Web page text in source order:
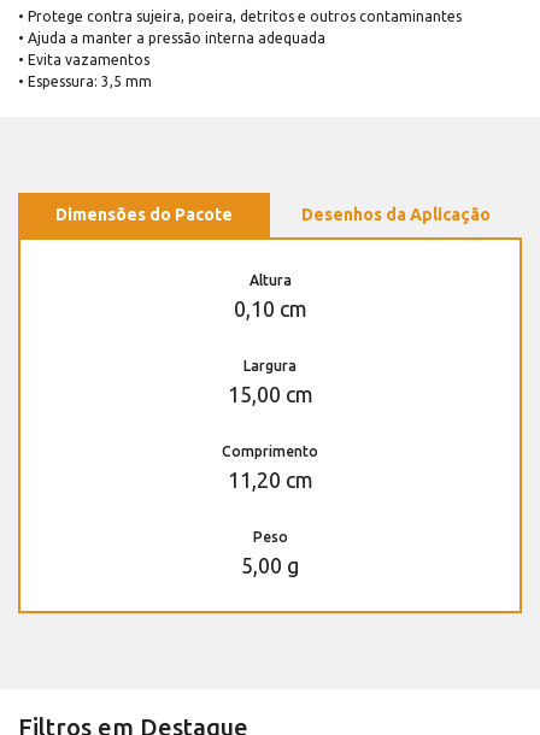
• Protege contra sujeira, poeira, detritos e outros contaminantes
• Ajuda a manter a pressão interna adequada
• Evita vazamentos
• Espessura: 3,5 mm
Dimensões do Pacote Desenhos da Aplicação
Altura
0,10 cm
Largura
15,00 cm
Comprimento
11,20 cm
Peso
5,00 g
Filtros em Destaque